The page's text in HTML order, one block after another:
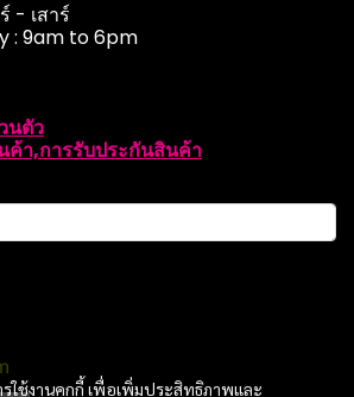
รใช้งานคุกกี้ เพื่อเพิ่มประสิทธิภาพและ
- เสาร์
: 9am to 6pm
นตัว
ค้า,การรับประกันสินค้า